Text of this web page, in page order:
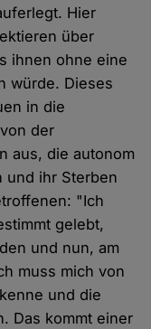
Hier
über
ihnen ohne eine
würde. Dieses
in die
der
aus, die autonom
und ihr Sterben
"Ich
gelebt,
und nun, am
muss mich von
und die
Das kommt einer